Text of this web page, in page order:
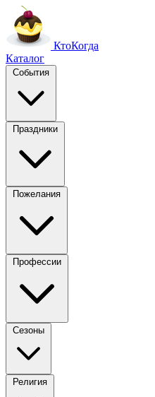
КтоКогда
Каталог
События
Праздники
Пожелания
Профессии
Сезоны
Религия